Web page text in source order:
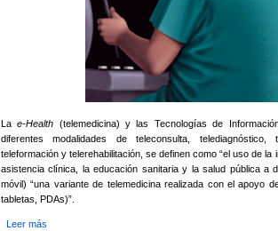
Lae-Health (telemedicina) y las Tecnologías de
diferentes modalidades de teleconsulta, telediagnóstico,
teleformación y telerehabilitación, se definen como “el uso de
asistencia clínica, la educación sanitaria y la salud pública a
móvil) “una variante de telemedicina realizada con el apoyo
tabletas, PDAs)”.
Leer más